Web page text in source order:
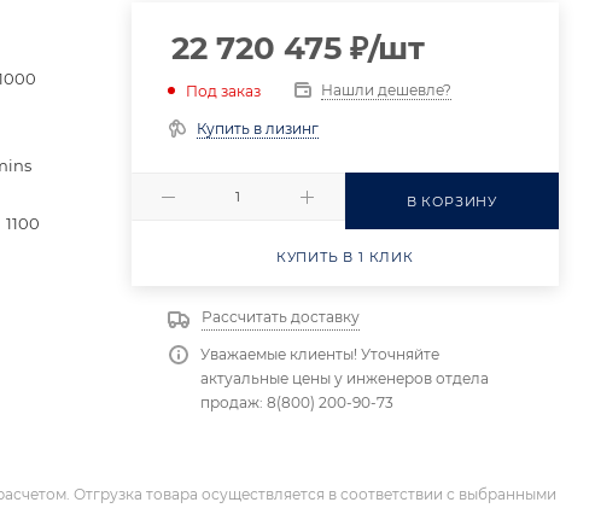
1100
22 720 475₽/шт
Под заказ Нашли дешевле?
Купить в лизинг
В КОРЗИНУ
КУПИТЬ В 1 КЛИК
Рассчитать доставку
Уважаемые клиенты! Уточняйте
актуальные цены у инженеров отдела
продаж: 8(800) 200-90-73
Отгрузка товара осуществляется в соответствии с выбранными